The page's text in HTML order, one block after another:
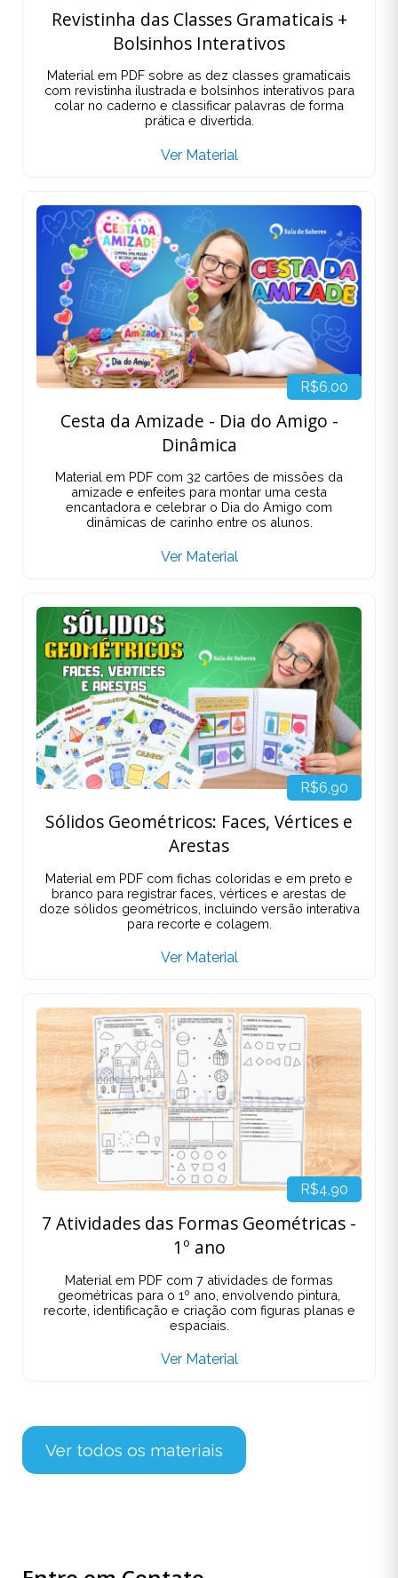
Revistinha das Classes Gramaticais +
Bolsinhos Interativos
Material em PDF sobre as dez classes gramaticais
com revistinha ilustrada e bolsinhos interativos para
colar no caderno e classificar palavras de forma
prática e divertida.
Ver Material
R$6,00
Cesta da Amizade - Dia do Amigo -
Dinâmica
Material em PDF com 32 cartões de missões da
amizade e enfeites para montar uma cesta
encantadora e celebrar o Dia do Amigo com
dinâmicas de carinho entre os alunos.
Ver Material
R$6,90
Sólidos Geométricos: Faces, Vértices e
Arestas
Material em PDF com fichas coloridas e em preto e
branco para registrar faces, vértices e arestas de
doze sólidos geométricos, incluindo versão interativa
para recorte e colagem.
Ver Material
R$4,90
7 Atividades das Formas Geométricas -
1º ano
Material em PDF com 7 atividades de formas
geométricas para o 1º ano, envolvendo pintura,
recorte, identificação e criação com figuras planas e
espaciais.
Ver Material
Ver todos os materiais